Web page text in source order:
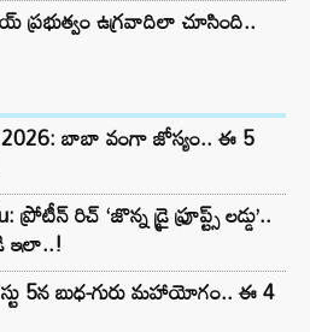
ప్రభుత్వం ఉగ్రవాదిలా చూసింది..
2026: బాబా వంగా జోస్యం.. ఈ 5
రిచ్ ‘జొన్న డ్రై ఫ్రూప్ట్స్ లడ్డు’..
ఇలా..!
5న బుధ-గురు మహాయోగం.. ఈ 4